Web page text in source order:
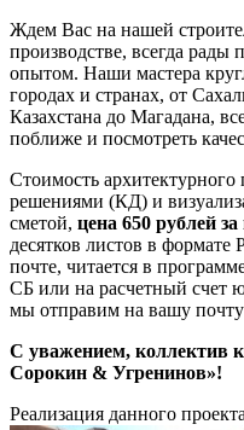
Ждем Вас на нашей
производстве, всегда рады
опытом. Наши мастера
городах и странах, от
Казахстана до Магадана,
поближе и посмотреть
Стоимость
решениями (КД) и
сметой, цена 650 рублей
десятков листов в формате
почте, читается в
СБ или на расчетный счет
мы отправим на вашу
С уважением, коллектив
Сорокин & Угренинов»!
Реализация данного проекта